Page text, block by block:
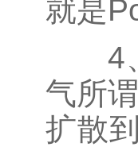
就是
4、
气所
扩散